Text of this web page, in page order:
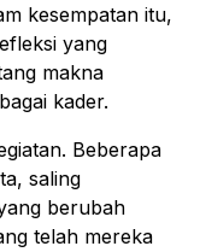
kesempatan itu,
yang
makna
kader.
Beberapa
saling
berubah
telah mereka